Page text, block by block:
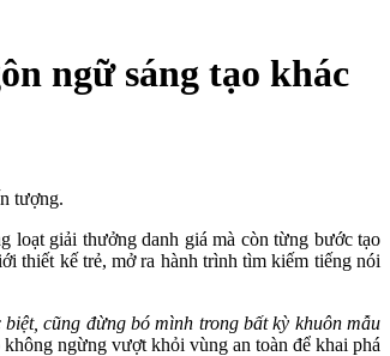
ngữ sáng tạo khác
tượng.
loạt giải thưởng danh giá mà còn từng bước tạo
thiết kế trẻ, mở ra hành trình tìm kiếm tiếng nói
cũng đừng bó mình trong bất kỳ khuôn mẫu
ngừng vượt khỏi vùng an toàn để khai phá